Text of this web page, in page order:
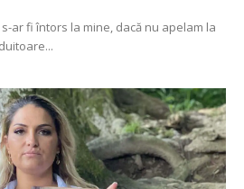
ar fi întors la mine, dacă nu apelam la